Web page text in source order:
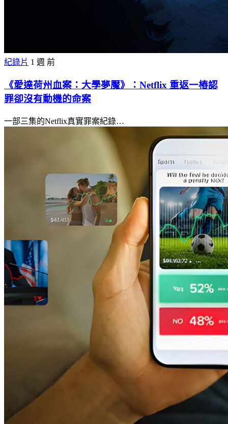
紀錄片 1 週 前
《愛達荷州血案：大學夢魘》：Netflix 重返一樁認
罪卻沒有動機的命案
一部三集的Netflix真實罪案紀錄…